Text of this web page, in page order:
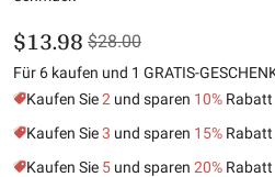
$13.98 $28.00
Für 6 kaufen und 1 GRATIS-
Kaufen Sie2 und sparen 10% Rabatt
Kaufen Sie3 und sparen 15% Rabatt
Kaufen Sie 5 und sparen 20% Rabatt